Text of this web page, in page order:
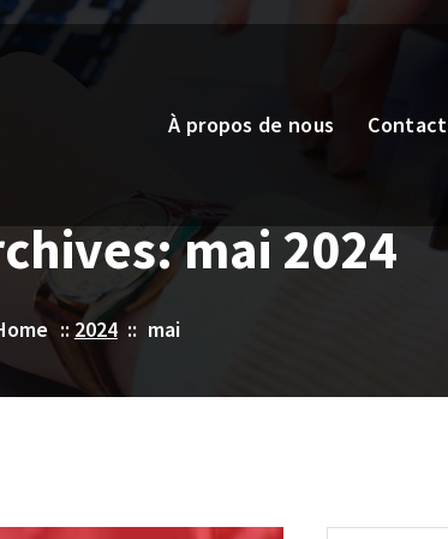
À propos de nous Contact
mai 2024
:: 2024:: mai